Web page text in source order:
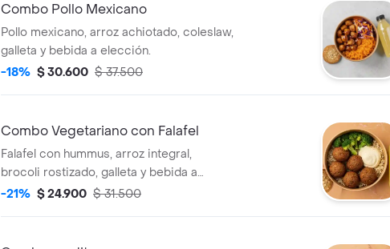
Combo Pollo Mexicano
Pollo mexicano, arroz achiotado, coleslaw,
galleta y bebida a elección.
-18% $ 30.600 $ 37.500
Combo Vegetariano con Falafel
Falafel con hummus, arroz integral,
brocoli rostizado, galleta y bebida a
elección.
-21% $ 24.900 $ 31.500